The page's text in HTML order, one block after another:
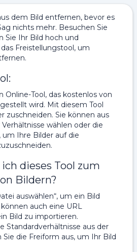
dem Bild entfernen, bevor es
nichts mehr. Besuchen Sie
Sie Ihr Bild hoch und
Freistellungstool, um
Online-Tool, das kostenlos von
wird. Mit diesem Tool
zuschneiden. Sie können aus
wählen oder die
Ihre Bilder auf die
dieses Tool zum
Bildern?
auswählen“, um ein Bild
auch eine URL
Bild zu importieren.
Standardverhältnisse aus der
Sie die Freiform aus, um Ihr Bild